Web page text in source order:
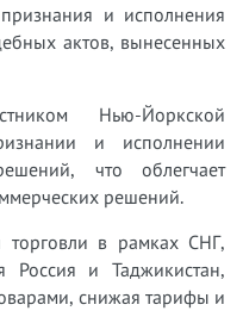
и исполнения
актов, вынесенных
Нью-Йоркской
и исполнении
что облегчает
решений.
в рамках СНГ,
Россия и Таджикистан,
снижая тарифы и